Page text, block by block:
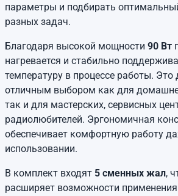
параметры и подбирать
разных задач.
Благодаря высокой мощности 90 Вт
нагревается и стабильно
температуру в процессе работы. Это
отличным выбором как для
так и для мастерских, сервисных
радиолюбителей. Эргономичная
обеспечивает комфортную работу
использовании.
В комплект входят 5 сменных жал,
расширяет возможности